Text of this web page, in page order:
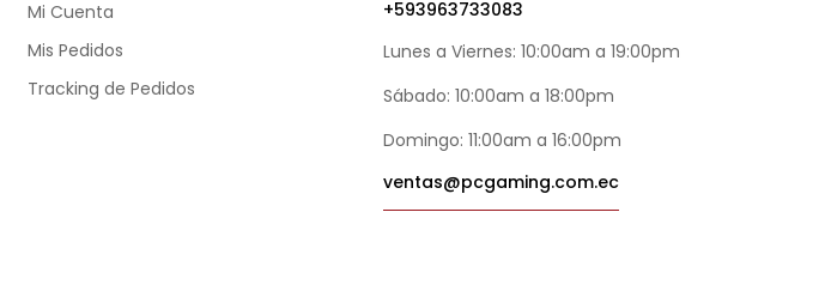
Mi Cuenta
Mis Pedidos
Tracking de Pedidos
+593963733083
Lunes a Viernes: 10:00am a 19:00pm
Sábado: 10:00am a 18:00pm
Domingo: 11:00am a 16:00pm
ventas@pcgaming.com.ec